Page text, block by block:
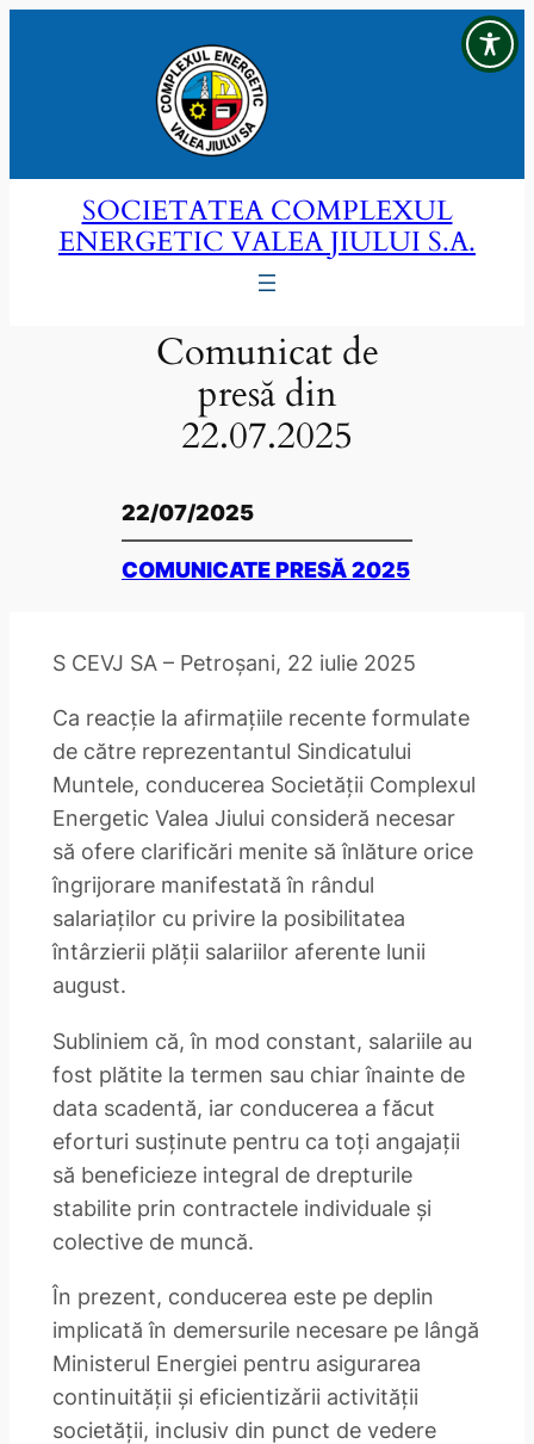
SOCIETATEA COMPLEXUL
ENERGETIC VALEA JIULUI S.A.
Comunicat de
presă din
22.07.2025
22/07/2025
COMUNICATE PRESĂ 2025
S CEVJ SA – Petroșani, 22 iulie 2025
Ca reacție la afirmațiile recente formulate
de către reprezentantul Sindicatului
Muntele, conducerea Societății Complexul
Energetic Valea Jiului consideră necesar
să ofere clarificări menite să înlăture orice
îngrijorare manifestată în rândul
salariaților cu privire la posibilitatea
întârzierii plății salariilor aferente lunii
august.
Subliniem că, în mod constant, salariile au
fost plătite la termen sau chiar înainte de
data scadentă, iar conducerea a făcut
eforturi susținute pentru ca toți angajații
să beneficieze integral de drepturile
stabilite prin contractele individuale și
colective de muncă.
În prezent, conducerea este pe deplin
implicată în demersurile necesare pe lângă
Ministerul Energiei pentru asigurarea
continuității și eficientizǎrii activității
societății, inclusiv din punct de vedere